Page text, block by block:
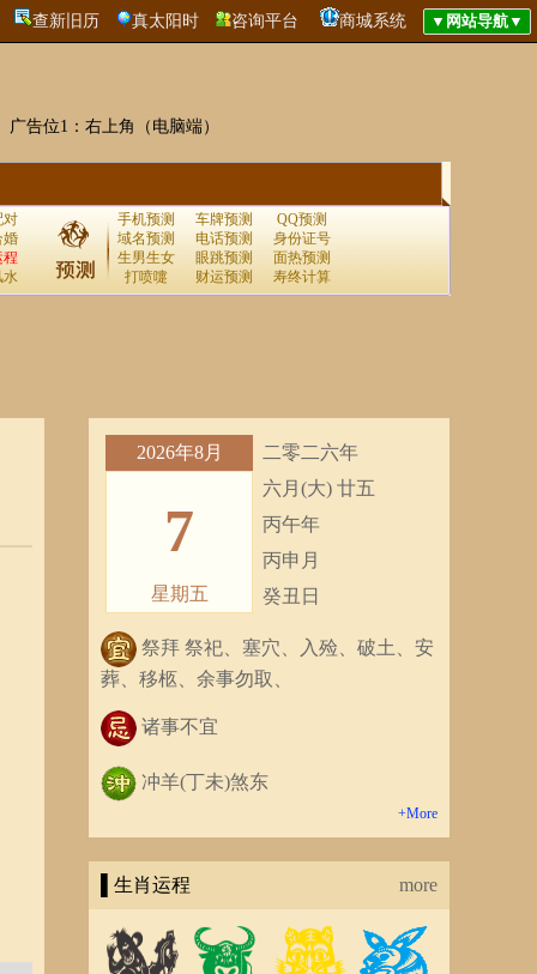
查新旧历 真太阳时 咨询平台 商城系统
广告位1：右上角（电脑端）
对
婚
程
水
手机预测 车牌预测
QQ预测
域名预测
电话预测
身份证号
生男生女
眼跳预测
面热预测
打喷嚏
财运预测 寿终计算
2026年8月
7
星期五
二零二六年
六月(大) 廿五
丙午年
丙申月
癸丑日
祭拜 祭祀、塞穴、入殓、破土、安
葬、移柩、余事勿取、
诸事不宜
冲羊(丁未)煞东
+More
▌生肖运程 more